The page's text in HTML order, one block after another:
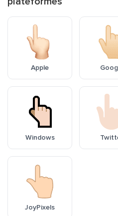
Apple
Windows
JoyPixels